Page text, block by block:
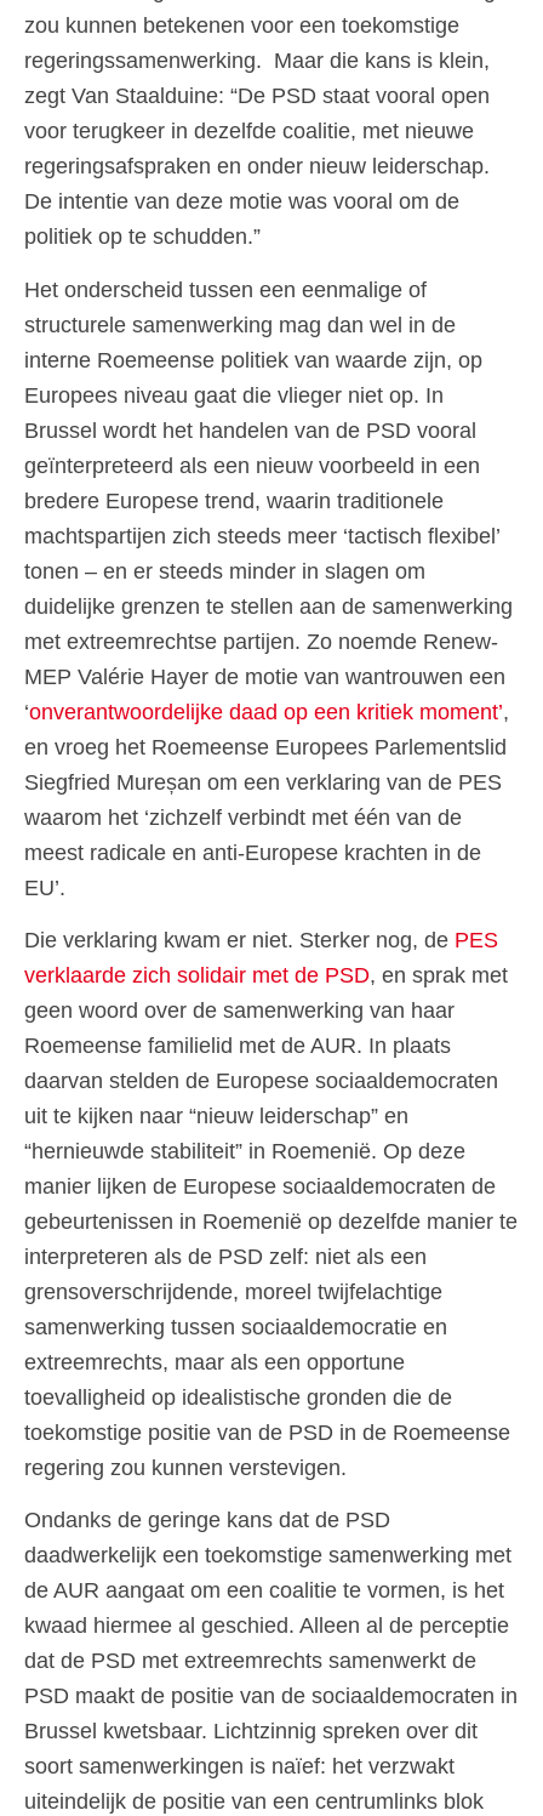
zou kunnen betekenen voor een toekomstige
regeringssamenwerking. Maar die kans is klein,
zegt Van Staalduine: “De PSD staat vooral open
voor terugkeer in dezelfde coalitie, met nieuwe
regeringsafspraken en onder nieuw leiderschap.
De intentie van deze motie was vooral om de
politiek op te schudden.”
Het onderscheid tussen een eenmalige of
structurele samenwerking mag dan wel in de
interne Roemeense politiek van waarde zijn, op
Europees niveau gaat die vlieger niet op. In
Brussel wordt het handelen van de PSD vooral
geïnterpreteerd als een nieuw voorbeeld in een
bredere Europese trend, waarin traditionele
machtspartijen zich steeds meer ‘tactisch flexibel’
tonen – en er steeds minder in slagen om
duidelijke grenzen te stellen aan de samenwerking
met extreemrechtse partijen. Zo noemde Renew-
MEP Valérie Hayer de motie van wantrouwen een
‘onverantwoordelijke daad op een kritiek moment’,
en vroeg het Roemeense Europees Parlementslid
Siegfried Mureșan om een verklaring van de PES
waarom het ‘zichzelf verbindt met één van de
meest radicale en anti-Europese krachten in de
EU’.
Die verklaring kwam er niet. Sterker nog, de PES
verklaarde zich solidair met de PSD, en sprak met
geen woord over de samenwerking van haar
Roemeense familielid met de AUR. In plaats
daarvan stelden de Europese sociaaldemocraten
uit te kijken naar “nieuw leiderschap” en
“hernieuwde stabiliteit” in Roemenië. Op deze
manier lijken de Europese sociaaldemocraten de
gebeurtenissen in Roemenië op dezelfde manier te
interpreteren als de PSD zelf: niet als een
grensoverschrijdende, moreel twijfelachtige
samenwerking tussen sociaaldemocratie en
extreemrechts, maar als een opportune
toevalligheid op idealistische gronden die de
toekomstige positie van de PSD in de Roemeense
regering zou kunnen verstevigen.
Ondanks de geringe kans dat de PSD
daadwerkelijk een toekomstige samenwerking met
de AUR aangaat om een coalitie te vormen, is het
kwaad hiermee al geschied. Alleen al de perceptie
dat de PSD met extreemrechts samenwerkt de
PSD maakt de positie van de sociaaldemocraten in
Brussel kwetsbaar. Lichtzinnig spreken over dit
soort samenwerkingen is naïef: het verzwakt
uiteindelijk de positie van een centrumlinks blok